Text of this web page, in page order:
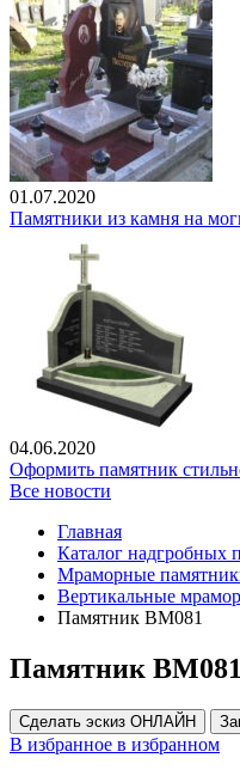
01.07.2020
Памятники из камня на
04.06.2020
Оформить памятник
Все новости
Главная
Каталог надгробных
Мраморные
Вертикальные
Памятник ВМ081
Памятник ВМ081
Сделать эскиз ОНЛАЙН
В избранное в избранном